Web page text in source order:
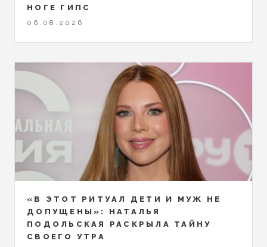
НОГЕ ГИПС
06.08.2026
«В ЭТОТ РИТУАЛ ДЕТИ И МУЖ НЕ
ДОПУЩЕНЫ»: НАТАЛЬЯ
ПОДОЛЬСКАЯ РАСКРЫЛА ТАЙНУ
СВОЕГО УТРА